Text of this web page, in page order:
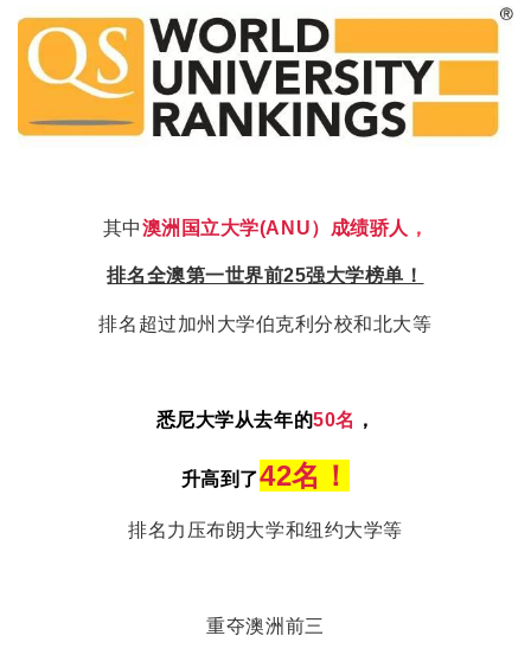
其中澳洲国立大学(ANU）成绩骄人 ，
排名全澳第一世界前25强大学榜单！
排名超过加州大学伯克利分校和北大等
悉尼大学从去年的50名 ，
升高到了42名！
排名力压布朗大学和纽约大学等
重夺澳洲前三